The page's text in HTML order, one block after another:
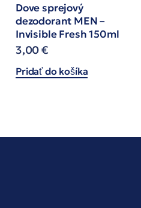
Dove sprejový
dezodorant MEN –
Invisible Fresh 150ml
3,00€
Pridať do košíka